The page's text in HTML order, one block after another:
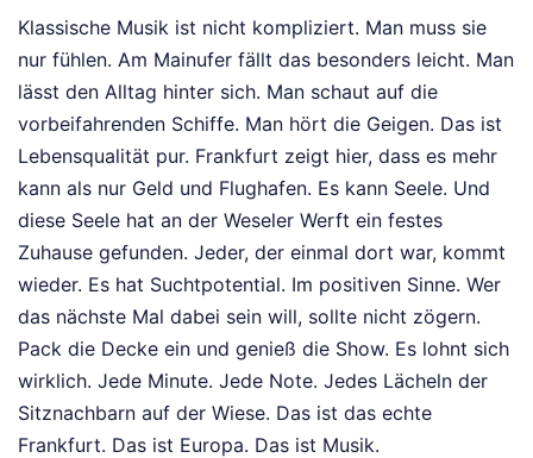
Klassische Musik ist nicht kompliziert. Man muss sie
nur fühlen. Am Mainufer fällt das besonders leicht. Man
lässt den Alltag hinter sich. Man schaut auf die
vorbeifahrenden Schiffe. Man hört die Geigen. Das ist
Lebensqualität pur. Frankfurt zeigt hier, dass es mehr
kann als nur Geld und Flughafen. Es kann Seele. Und
diese Seele hat an der Weseler Werft ein festes
Zuhause gefunden. Jeder, der einmal dort war, kommt
wieder. Es hat Suchtpotential. Im positiven Sinne. Wer
das nächste Mal dabei sein will, sollte nicht zögern.
Pack die Decke ein und genieß die Show. Es lohnt sich
wirklich. Jede Minute. Jede Note. Jedes Lächeln der
Sitznachbarn auf der Wiese. Das ist das echte
Frankfurt. Das ist Europa. Das ist Musik.